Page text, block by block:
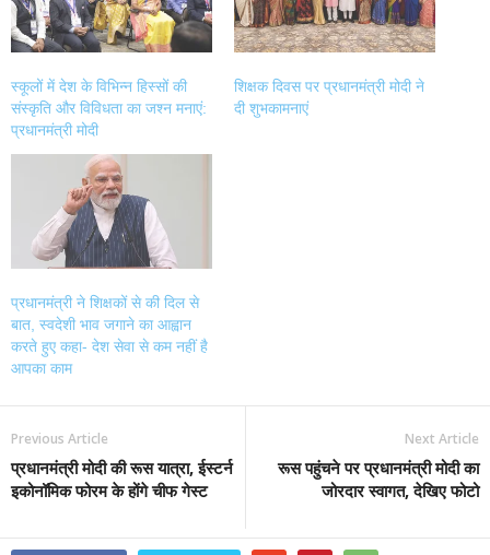
स्कूलों में देश के विभिन्न हिस्सों की
संस्कृति और विविधता का जश्न मनाएं:
प्रधानमंत्री मोदी
शिक्षक दिवस पर प्रधानमंत्री मोदी ने
दी शुभकामनाएं
प्रधानमंत्री ने शिक्षकों से की दिल से
बात, स्वदेशी भाव जगाने का आह्वान
करते हुए कहा- देश सेवा से कम नहीं है
आपका काम
Previous Article
प्रधानमंत्री मोदी की रूस यात्रा, ईस्टर्न
इकोनॉमिक फोरम के होंगे चीफ गेस्ट
Next Article
रूस पहुंचने पर प्रधानमंत्री मोदी का
जोरदार स्वागत, देखिए फोटो